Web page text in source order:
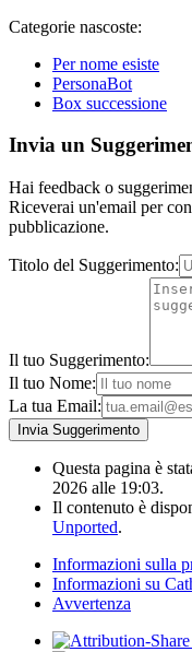
Categorie nascoste:
Per nome esiste
PersonaBot
Box successione
Invia un
Hai feedback o
Riceverai un'email per
pubblicazione.
Titolo del Suggerimento:
Il tuo Suggerimento:
Il tuo Nome:
La tua Email:
Questa pagina è
2026 alle 19:03.
Il contenuto è
Unported.
Informazioni sulla
Informazioni su
Avvertenza